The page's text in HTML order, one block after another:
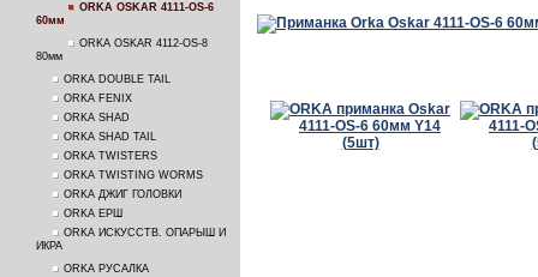
ORKA OSKAR 4111-OS-6
60мм
ORKA OSKAR 4112-OS-8
80мм
ORKA DOUBLE TAIL
ORKA FENIX
ORKA SHAD
ORKA SHAD TAIL
ORKA TWISTERS
ORKA TWISTING WORMS
ORKA ДЖИГ ГОЛОВКИ
ORKA ЕРШ
ORKA ИСКУССТВ. ОПАРЫШ И
ИКРА
ORKA РУСАЛКА